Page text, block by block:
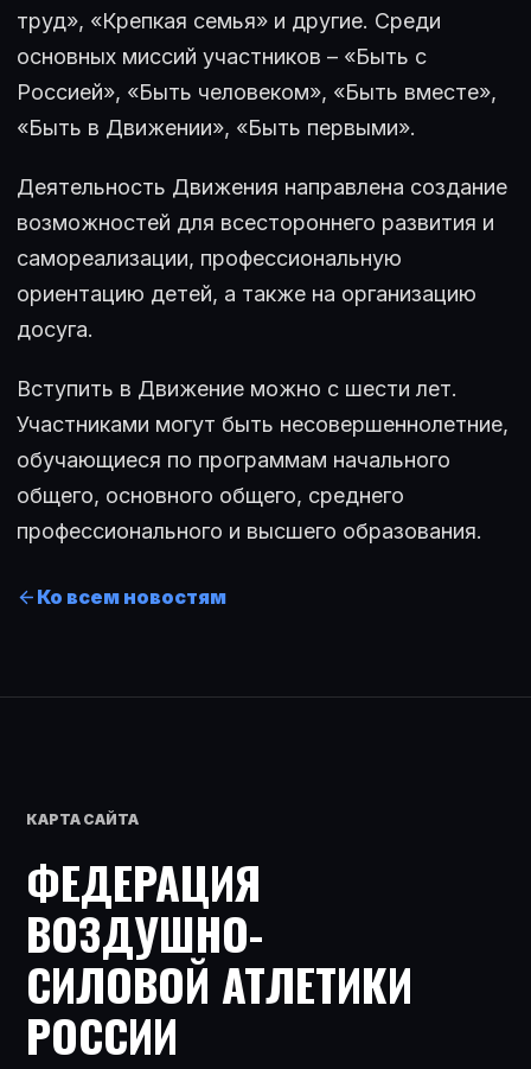
труд», «Крепкая семья» и другие. Среди
основных миссий участников – «Быть с
Россией», «Быть человеком», «Быть вместе»,
«Быть в Движении», «Быть первыми».
Деятельность Движения направлена создание
возможностей для всестороннего развития и
самореализации, профессиональную
ориентацию детей, а также на организацию
досуга.
Вступить в Движение можно с шести лет.
Участниками могут быть несовершеннолетние,
обучающиеся по программам начального
общего, основного общего, среднего
профессионального и высшего образования.
Ко всем новостям
КАРТА САЙТА
ФЕДЕРАЦИЯ
ВОЗДУШНО-
СИЛОВОЙ АТЛЕТИКИ
РОССИИ